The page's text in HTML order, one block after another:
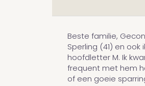
Beste familie,
Sperling (41) en
hoofdletter M. Ik
frequent met hem
of een goeie